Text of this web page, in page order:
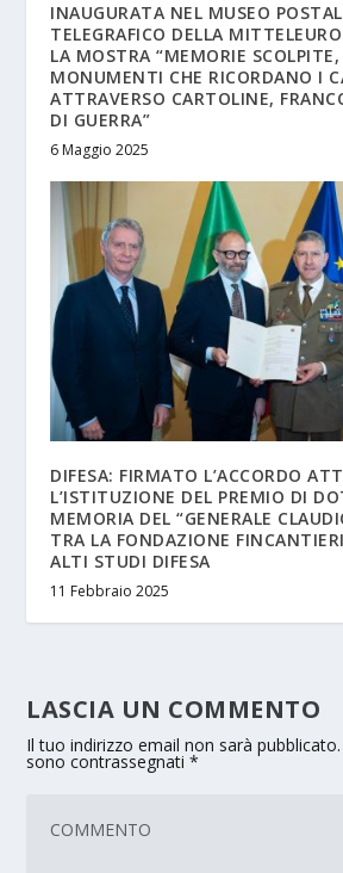
INAUGURATA NEL MUSEO
TELEGRAFICO DELLA
LA MOSTRA “MEMORIE
MONUMENTI CHE RICORDANO I
ATTRAVERSO CARTOLINE,
DI GUERRA”
6 Maggio 2025
DIFESA: FIRMATO L’ACCORDO
L’ISTITUZIONE DEL PREMIO DI
MEMORIA DEL “GENERALE
TRA LA FONDAZIONE
ALTI STUDI DIFESA
11 Febbraio 2025
LASCIA UN COMMENTO
Il tuo indirizzo email non sarà pubblicato.
sono contrassegnati*